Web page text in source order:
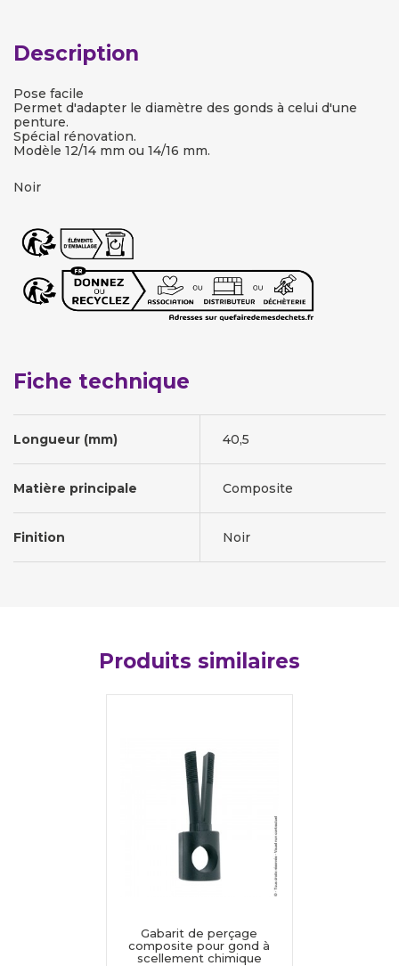
Description
Pose facile
Permet d'adapter le diamètre des gonds à celui d'une
penture.
Spécial rénovation.
Modèle 12/14 mm ou 14/16 mm.
Noir
Fiche technique
Longueur (mm) 40,5
Matière principale Composite
Finition Noir
Produits similaires
Gabarit de perçage
composite pour gond à
scellement chimique